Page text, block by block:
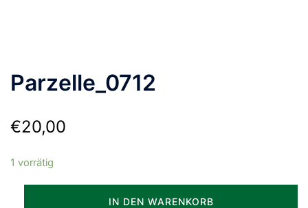
Parzelle_0712
€20,00
1 vorrätig
IN DEN WARENKORB